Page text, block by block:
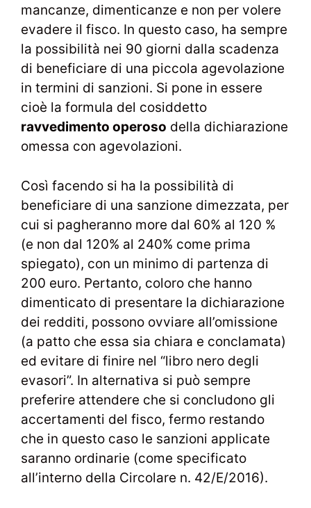
mancanze, dimenticanze e non per volere
evadere il fisco. In questo caso, ha sempre
la possibilità nei 90 giorni dalla scadenza
di beneficiare di una piccola agevolazione
in termini di sanzioni. Si pone in essere
cioè la formula del cosiddetto
ravvedimento operoso della dichiarazione
omessa con agevolazioni.
Così facendo si ha la possibilità di
beneficiare di una sanzione dimezzata, per
cui si pagheranno more dal 60% al 120 %
(e non dal 120% al 240% come prima
spiegato), con un minimo di partenza di
200 euro. Pertanto, coloro che hanno
dimenticato di presentare la dichiarazione
dei redditi, possono ovviare all’omissione
(a patto che essa sia chiara e conclamata)
ed evitare di finire nel “libro nero degli
evasori”. In alternativa si può sempre
preferire attendere che si concludono gli
accertamenti del fisco, fermo restando
che in questo caso le sanzioni applicate
saranno ordinarie (come specificato
all’interno della Circolare n. 42/E/2016).